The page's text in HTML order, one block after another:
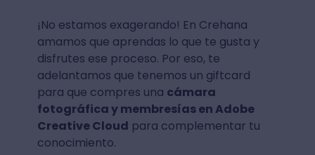
¡No estamos exagerando! En Crehana
amamos que aprendas lo que te gusta y
disfrutes ese proceso. Por eso, te
adelantamos que tenemos un giftcard
para que compres una cámara
fotográfica y membresías en Adobe
Creative Cloud para complementar tu
conocimiento.